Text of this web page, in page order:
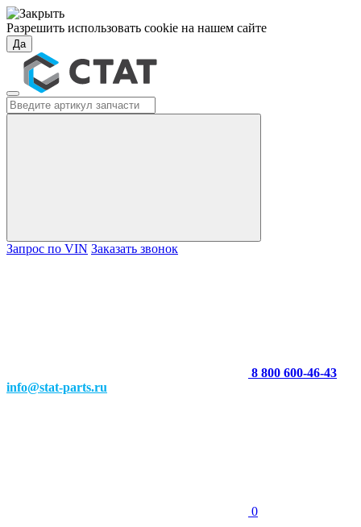
Разрешить использовать cookie на нашем сайте
Да
Запрос по VIN Заказать звонок
8 800 600-46-43
info@stat-parts.ru
0